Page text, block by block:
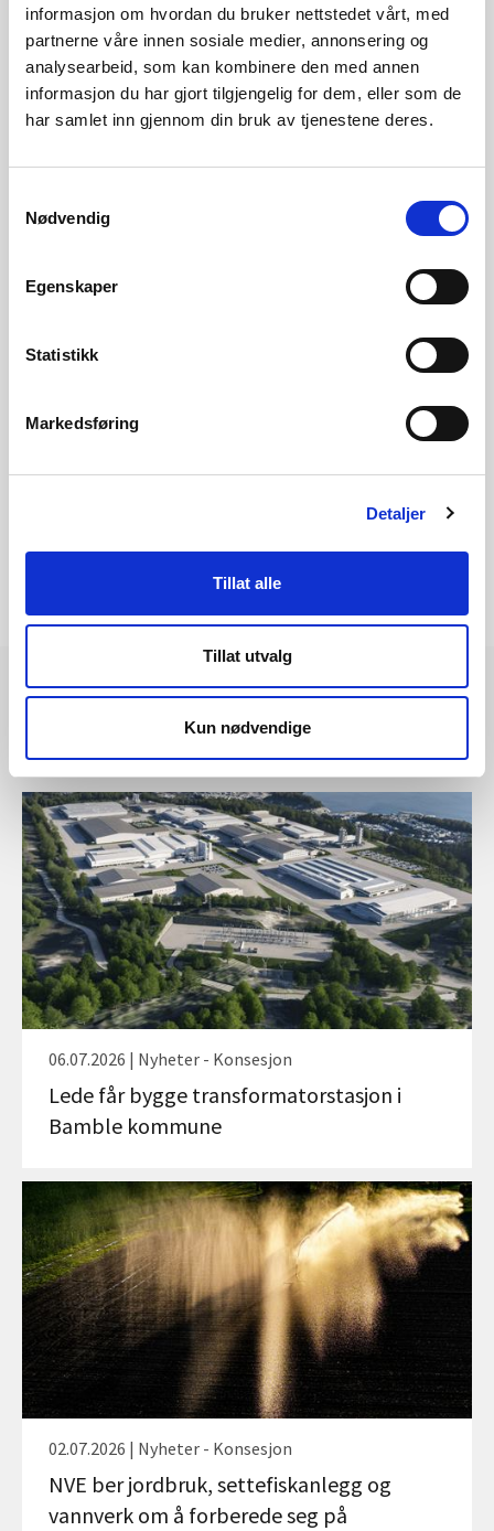
informasjon om hvordan du bruker nettstedet vårt, med
partnerne våre innen sosiale medier, annonsering og
analysearbeid, som kan kombinere den med annen
informasjon du har gjort tilgjengelig for dem, eller som de
har samlet inn gjennom din bruk av tjenestene deres.
Nødvendig
Egenskaper
Statistikk
Markedsføring
Detaljer
Tillat alle
Tillat utvalg
Kun nødvendige
Kontaktar
Ylva Bencze Rørå, fagleiar for ny kraft
E-post: ybro@nve.no
Tlf. 22959409
E-post: nieg@nve.no
Konsesjonssak: Blådalselva kraftverk
Les også
06.07.2026 | Nyheter - Konsesjon
Lede får bygge transformatorstasjon i
Bamble kommune
02.07.2026 | Nyheter - Konsesjon
NVE ber jordbruk, settefiskanlegg og
vannverk om å forberede seg på